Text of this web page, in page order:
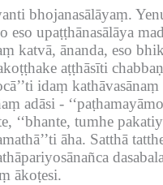
bhojanasālāyaṃ.
eso upaṭṭhānasālāya
katvā, ānanda, eso
aṭṭhāsīti
idaṃ
adāsi -
‘‘bhante, tumhe
āha. Satthā
ākoṭesi.